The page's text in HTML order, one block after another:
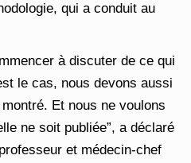
qui a conduit au
à discuter de ce qui
le cas, nous devons aussi
Et nous ne voulons
ne soit publiée”, a déclaré
et médecin-chef